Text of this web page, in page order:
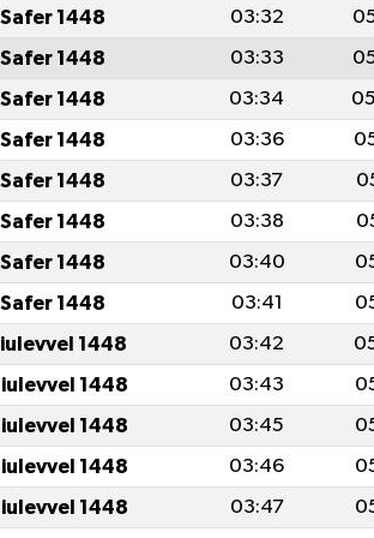
1448 03:32
1448 03:33
1448 03:34
1448 03:36
1448 03:37
1448 03:38
1448 03:40
1448 03:41
1448 03:42
1448 03:43
1448 03:45
1448 03:46
1448 03:47